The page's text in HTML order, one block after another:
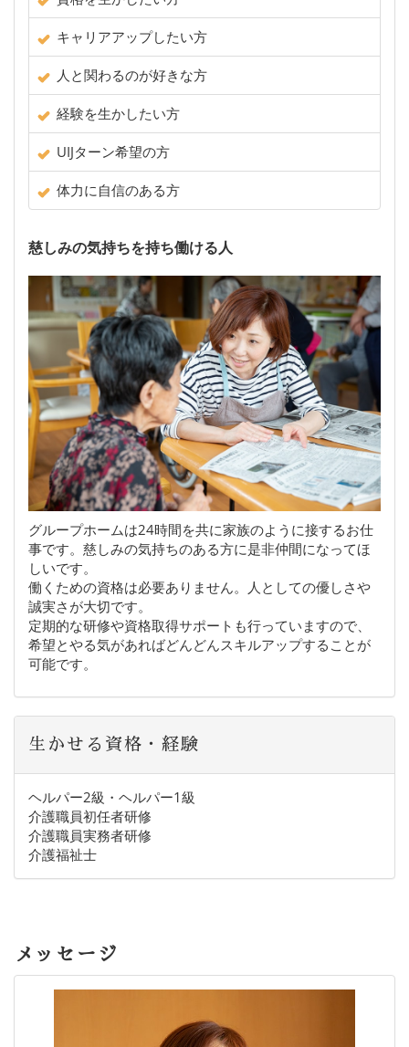
キャリアアップしたい方
人と関わるのが好きな方
経験を生かしたい方
UIJターン希望の方
体力に自信のある方
慈しみの気持ちを持ち働ける人
グループホームは24時間を共に家族のように接するお仕
事です。慈しみの気持ちのある方に是非仲間になってほ
しいです。
働くための資格は必要ありません。人としての優しさや
誠実さが大切です。
定期的な研修や資格取得サポートも行っていますので、
希望とやる気があればどんどんスキルアップすることが
可能です。
生かせる資格・経験
ヘルパー2級・ヘルパー1級
介護職員初任者研修
介護職員実務者研修
介護福祉士
メッセージ